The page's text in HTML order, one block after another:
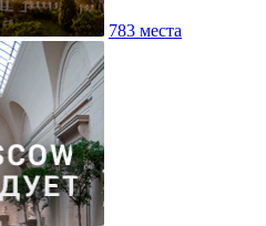
783 места